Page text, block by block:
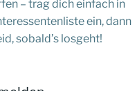
– trag dich einfach in
ein, dann
sobald’s losgeht!